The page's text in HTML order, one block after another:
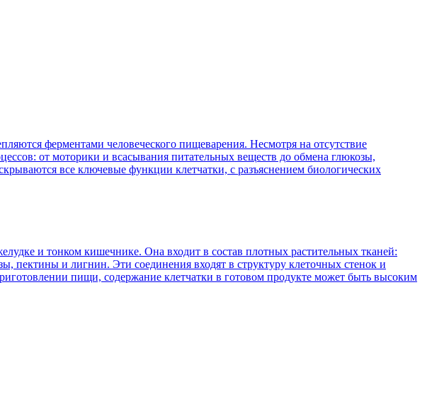
ферментами человеческого пищеварения. Несмотря на отсутствие
от моторики и всасывания питательных веществ до обмена глюкозы,
все ключевые функции клетчатки, с разъяснением биологических
и тонком кишечнике. Она входит в состав плотных растительных тканей:
пектины и лигнин. Эти соединения входят в структуру клеточных стенок и
пищи, содержание клетчатки в готовом продукте может быть высоким